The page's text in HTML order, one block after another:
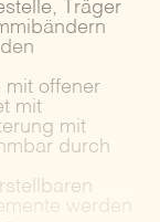
Träger
mit offener
mit
mit
durch
werden